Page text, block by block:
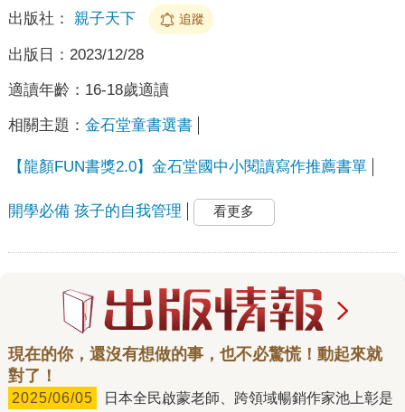
出版社： 親子天下 追蹤
出版日： 2023/12/28
適讀年齡： 16-18歲適讀
相關主題： 金石堂童書選書
【龍顏FUN書獎2.0】金石堂國中小閱讀寫作推薦書單
開學必備 孩子的自我管理 看更多
現在的你，還沒有想做的事，也不必驚慌！動起來就
對了！
2025/06/05